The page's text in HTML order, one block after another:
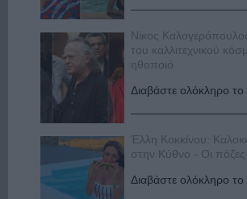
Νίκος
του καλλιτεχνικού
ηθοποιό
Διαβάστε ολόκληρο το
Έλλη Κοκκίνου:
στην Κύθνο - Οι πόζες
Διαβάστε ολόκληρο το